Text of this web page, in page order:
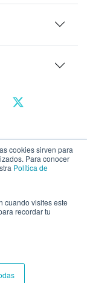
cookies sirven para
Para conocer
Política de
cuando visites este
recordar tu
de cookies